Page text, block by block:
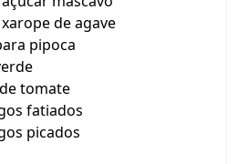
de agave
pipoca
tomate
fatiados
picados